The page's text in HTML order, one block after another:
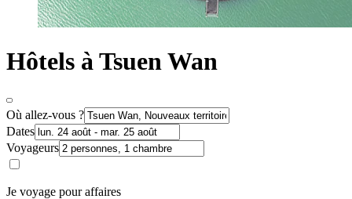
Hôtels à Tsuen Wan
Où allez-vous ?
Dates
Voyageurs
Je voyage pour affaires